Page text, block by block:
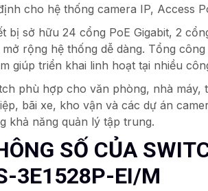
cho hệ thống camera IP, Access
bị sở hữu 24 cổng PoE Gigabit, 2
rộng hệ thống dễ dàng. Tổng
giúp triển khai linh hoạt tại nhiều
phù hợp cho văn phòng, nhà
bãi xe, kho vận và các dự án
khả năng quản lý tập trung.
SỐ CỦA
3E1528P-EI/M